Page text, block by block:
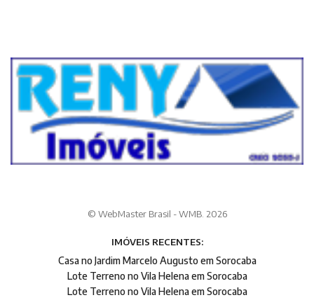
© WebMaster Brasil - WMB. 2026
IMÓVEIS RECENTES:
Casa no Jardim Marcelo Augusto em Sorocaba
Lote Terreno no Vila Helena em Sorocaba
Lote Terreno no Vila Helena em Sorocaba